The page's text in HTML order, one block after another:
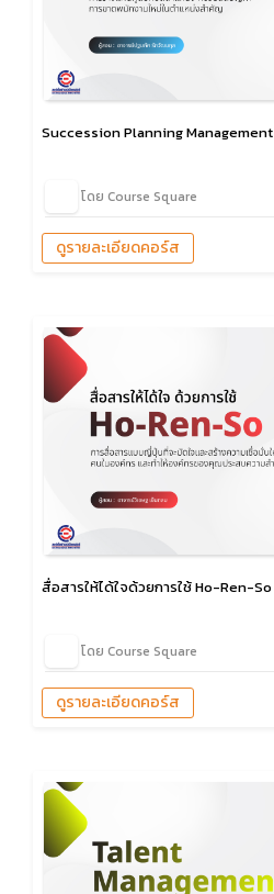
Succession Planning Management
โดย Course Square
ดูรายละเอียดคอร์ส
สื่อสารให้ได้ใจด้วยการใช้ Ho-Ren-So
โดย Course Square
ดูรายละเอียดคอร์ส